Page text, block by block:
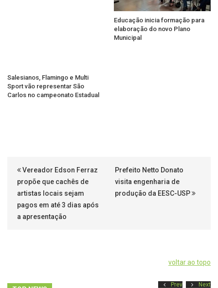
Educação inicia formação para
elaboração do novo Plano
Municipal
Salesianos, Flamingo e Multi
Sport vão representar São
Carlos no campeonato Estadual
Vereador Edson Ferraz
propõe que cachês de
artistas locais sejam
pagos em até 3 dias após
a apresentação
Prefeito Netto Donato
visita engenharia de
produção da EESC-USP
voltar ao topo
Prev Next